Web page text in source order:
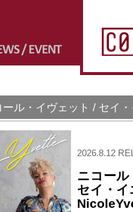
ール・イヴェット / セイ
2026.8.12
ニコー
セイ・イ